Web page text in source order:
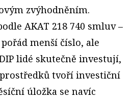
zvýhodněním.
AKAT 218 740 smluv –
menší číslo, ale
lidé skutečně investují,
tvoří investiční
úložka se navíc